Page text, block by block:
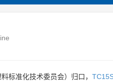
料标准化技术委员会）归口，